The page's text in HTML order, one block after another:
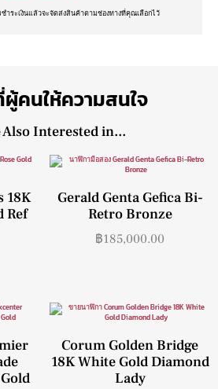
ำระเงินแล้วจะจัดส่งสินค้าตามช่องทางที่คุณเลือกไว้
คนให้ความสนใจ
Also Interested in...
18K
Ref
Gerald Genta Gefica Bi-
Retro Bronze
฿185,000.00
Corum Golden Bridge
18K White Gold Diamond
Lady